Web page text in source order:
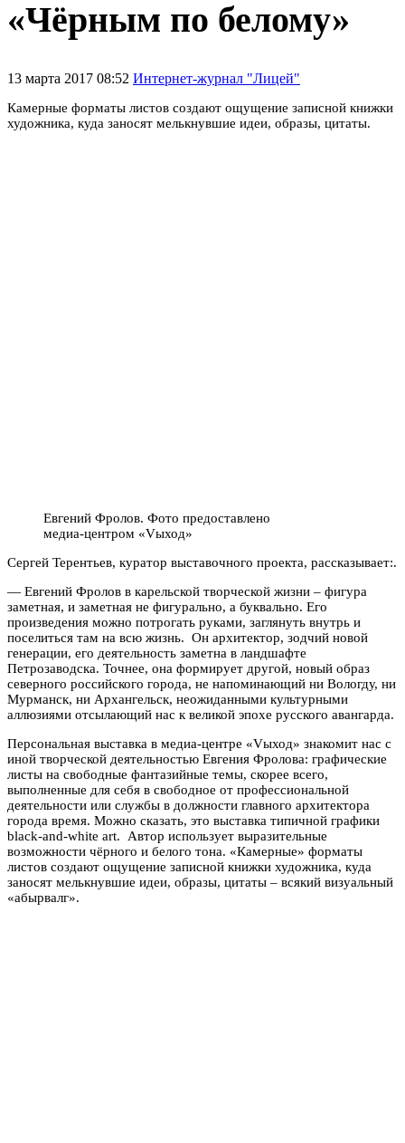
«Чёрным по белому»
13 марта 2017 08:52 Интернет-журнал "Лицей"
Камерные форматы листов создают ощущение записной книжки
художника, куда заносят мелькнувшие идеи, образы, цитаты.
Евгений Фролов. Фото предоставлено
медиа-центром «Vыход»
Сергей Терентьев, куратор выставочного проекта, рассказывает:.
— Евгений Фролов в карельской творческой жизни – фигура
заметная, и заметная не фигурально, а буквально. Его
произведения можно потрогать руками, заглянуть внутрь и
поселиться там на всю жизнь. Он архитектор, зодчий новой
генерации, его деятельность заметна в ландшафте
Петрозаводска. Точнее, она формирует другой, новый образ
северного российского города, не напоминающий ни Вологду, ни
Мурманск, ни Архангельск, неожиданными культурными
аллюзиями отсылающий нас к великой эпохе русского авангарда.
Персональная выставка в медиа-центре «Vыход» знакомит нас с
иной творческой деятельностью Евгения Фролова: графические
листы на свободные фантазийные темы, скорее всего,
выполненные для себя в свободное от профессиональной
деятельности или службы в должности главного архитектора
города время. Можно сказать, это выставка типичной графики
black-and-white art. Автор использует выразительные
возможности чёрного и белого тона. «Камерные» форматы
листов создают ощущение записной книжки художника, куда
заносят мелькнувшие идеи, образы, цитаты – всякий визуальный
«абырвалг».